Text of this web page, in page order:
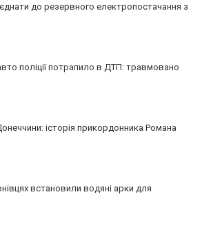
до резервного електропостачання з
поліції потрапило в ДТП: травмовано
історія прикордонника Романа
встановили водяні арки для